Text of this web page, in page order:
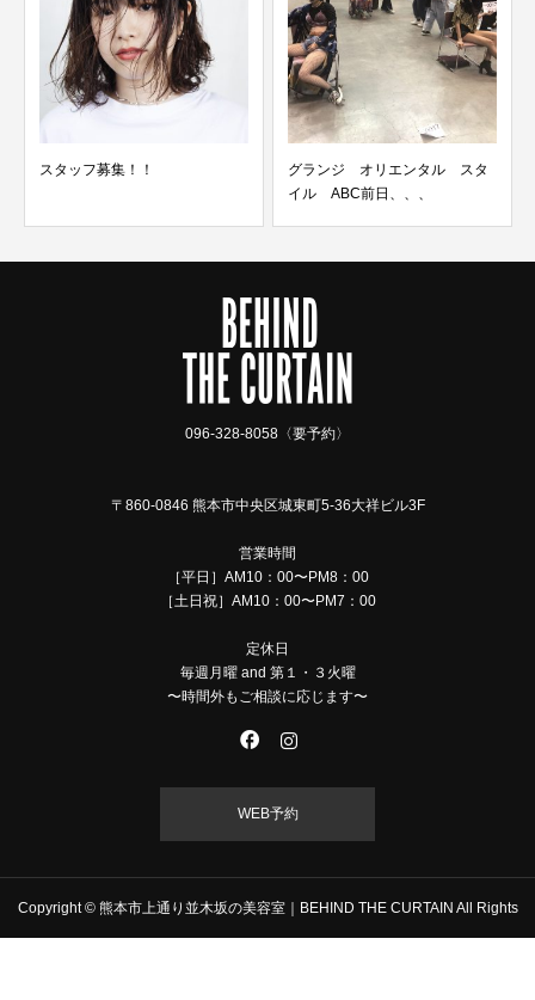
スタッフ募集！！
グランジ オリエンタル スタ
イル ABC前日、、、
096-328-8058〈要予約〉
〒860-0846 熊本市中央区城東町5-36大祥ビル3F
営業時間
［平日］AM10：00〜PM8：00
［土日祝］AM10：00〜PM7：00
定休日
毎週月曜 and 第１・３火曜
〜時間外もご相談に応じます〜
WEB予約
Copyright © 熊本市上通り並木坂の美容室｜BEHIND THE CURTAIN All Rights